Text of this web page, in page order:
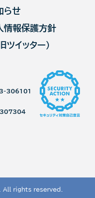
らせ
情報保護方針
ツイッター）
306101
307304
rights reserved.